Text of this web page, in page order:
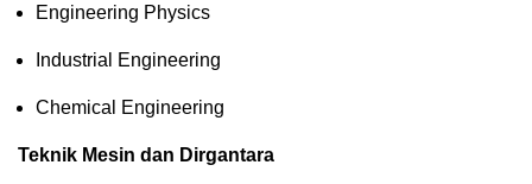
Engineering Physics
Industrial Engineering
Chemical Engineering
Teknik Mesin dan Dirgantara